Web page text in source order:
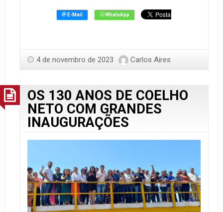
4 de novembro de 2023 Carlos Aires
OS 130 ANOS DE COELHO
NETO COM GRANDES
INAUGURAÇÕES